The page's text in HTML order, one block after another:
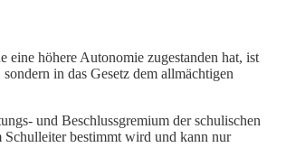
höhere Autonomie zugestanden hat, ist
in das Gesetz dem allmächtigen
und Beschlussgremium der schulischen
Schulleiter bestimmt wird und kann nur